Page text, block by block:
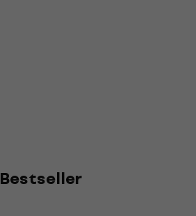
Bestseller